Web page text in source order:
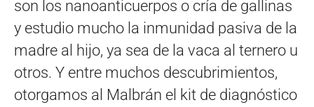
son los nanoanticuerpos o cría de gallinas
y estudio mucho la inmunidad pasiva de la
madre al hijo, ya sea de la vaca al ternero u
otros. Y entre muchos descubrimientos,
otorgamos al Malbrán el kit de diagnóstico